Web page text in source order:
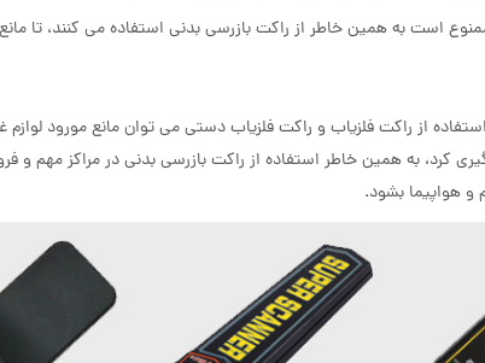
است به همین خاطر از راکت بازرسی بدنی استفاده می کنند، تا
از راکت فلزیاب و راکت فلزیاب دستی می توان مانع مورود لوازم
کرد، به همین خاطر استفاده از راکت بازرسی بدنی در مراکز مهم و
و هواپیما بشود.